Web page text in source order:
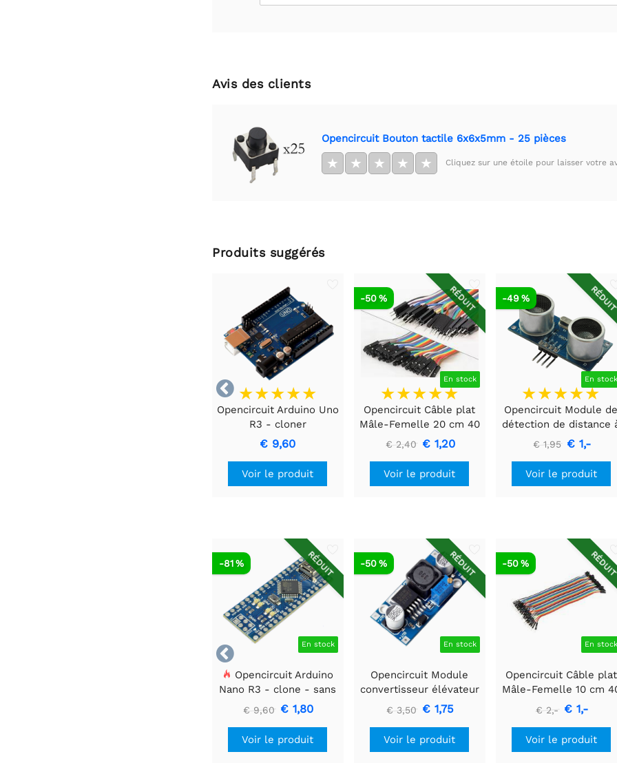
Avis des clients
Opencircuit Bouton tactile 6x6x5mm - 25 pièces
★ ★ ★ ★ ★ Cliquez sur une étoile pour laisser votre
Produits suggérés

Opencircuit Arduino Uno
R3 - cloner
€ 9,60
Voir le produit
RÉDUIT
En stock
-50 %
Opencircuit Câble plat
Mâle-Femelle 20 cm 40
pièces
€ 2,40 € 1,20
Voir le produit
En
-49 %
Opencircuit Module
détection de distance
ultrasons HC-SR04
€ 1,95 € 1,-
Voir le produit

RÉDUIT
En stock
-81 %
Opencircuit Arduino
Nano R3 - clone - sans
en-têtes
€ 9,60 € 1,80
Voir le produit
RÉDUIT
En stock
-50 %
Opencircuit Module
convertisseur élévateur
5V - 35V XL6009
€ 3,50 € 1,75
Voir le produit
En
-50 %
Opencircuit Câble plat
Mâle-Femelle 10 cm
pièces
€ 2,- € 1,-
Voir le produit